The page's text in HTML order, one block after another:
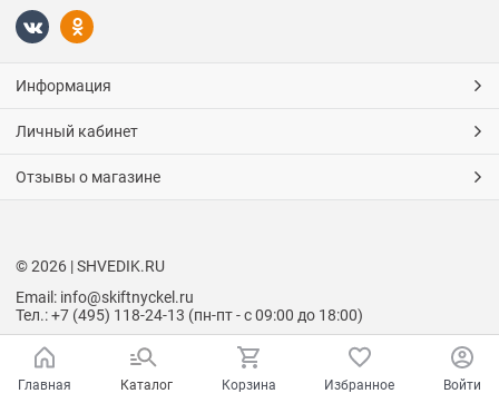
Информация
Личный кабинет
Отзывы о магазине
© 2026 | SHVEDIK.RU
Email: info@skiftnyckel.ru
Тел.: +7 (495) 118-24-13 (пн-пт - с 09:00 до 18:00)
Главная Каталог Корзина Избранное Войти